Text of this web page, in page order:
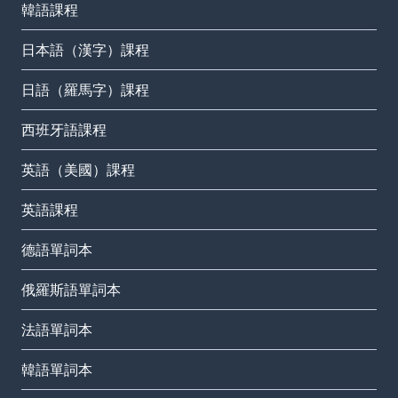
韓語課程
日本語（漢字）課程
日語（羅馬字）課程
西班牙語課程
英語（美國）課程
英語課程
德語單詞本
俄羅斯語單詞本
法語單詞本
韓語單詞本